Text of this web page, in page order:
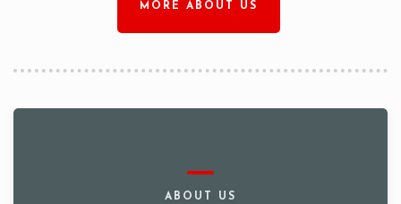
MORE ABOUT US
ABOUT US